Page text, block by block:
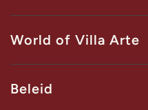
World of Villa Arte
Beleid